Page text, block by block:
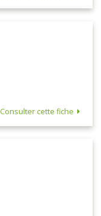
Consulter cette fiche